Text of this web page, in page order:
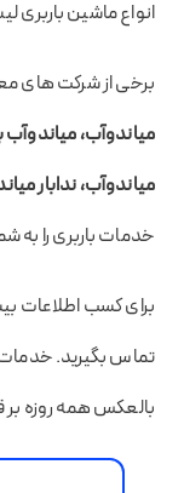
انواع ماشین باربری
برخی از شرکت های
میاندوآب، میاندوآب
میاندوآب، ندابار
خدمات باربری را به
برای کسب اطلاعات
تماس بگیرید.
بالعکس همه روزه بر